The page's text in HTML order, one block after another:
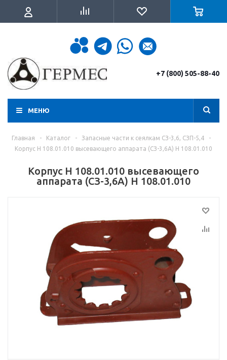
+7 (800) 505-88-40
МЕНЮ
Главная - Каталог - Запасные части к сеялкам СЗ-3,6, СЗП-5,4
-
Корпус Н 108.01.010 высевающего аппарата (СЗ-3,6А) Н 108.01.010
Корпус Н 108.01.010 высевающего
аппарата (СЗ-3,6А) Н 108.01.010